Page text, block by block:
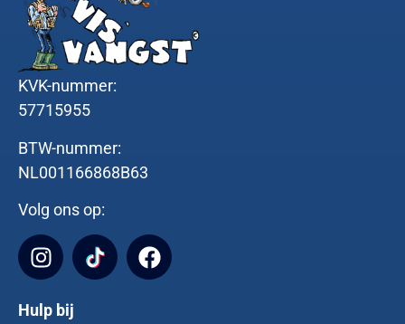
KVK-nummer:
57715955
BTW-nummer:
NL001166868B63
Volg ons op:
Hulp bij